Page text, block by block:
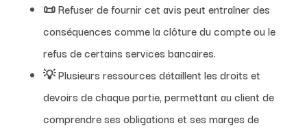
📜 Refuser de fournir cet avis peut entraîner des
conséquences comme la clôture du compte ou le
refus de certains services bancaires.
💡 Plusieurs ressources détaillent les droits et
devoirs de chaque partie, permettant au client de
comprendre ses obligations et ses marges de